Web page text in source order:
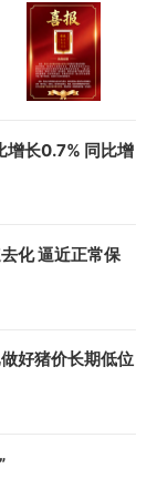
增长0.7% 同比增
化 逼近正常保
好猪价长期低位